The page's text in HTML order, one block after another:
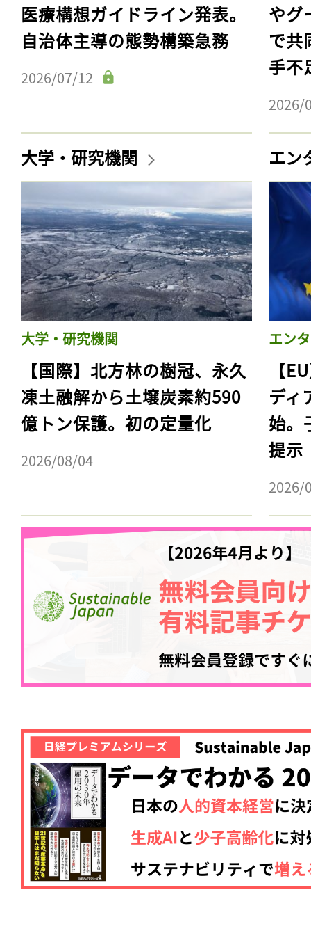
医療構想ガイドライン発表。
自治体主導の態勢構築急務
2026/07/12
やグ
で共
手不
2026/
大学・研究機関
大学・研究機関
【国際】北方林の樹冠、永久
凍土融解から土壌炭素約590
億トン保護。初の定量化
2026/08/04
エン
エン
【
ディ
始。
提示
2026/